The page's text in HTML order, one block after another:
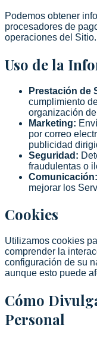
Podemos obtener
procesadores de
operaciones del Sitio.
Uso de la
Prestación de
cumplimiento
organización
Marketing:
por correo
publicidad
Seguridad :
fraudulentas o
Comunicación:
mejorar los
Cookies
Utilizamos cookies
comprender la
configuración de su
aunque esto puede
Cómo
Personal